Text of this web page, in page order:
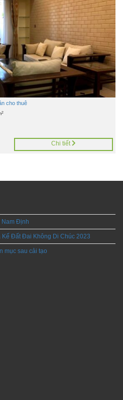
cho thuê
2
Chi tiết
Nam Định
Đất Đai Không Di Chúc 2023
mục sau cải tạo